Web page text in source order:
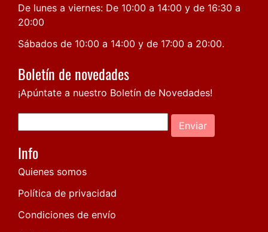
De lunes a viernes: De 10:00 a 14:00 y de 16:30 a
20:00
Sábados de 10:00 a 14:00 y de 17:00 a 20:00.
Boletín de novedades
¡Apúntate a nuestro Boletín de Novedades!
Enviar
Info
Quienes somos
Política de privacidad
Condiciones de envío